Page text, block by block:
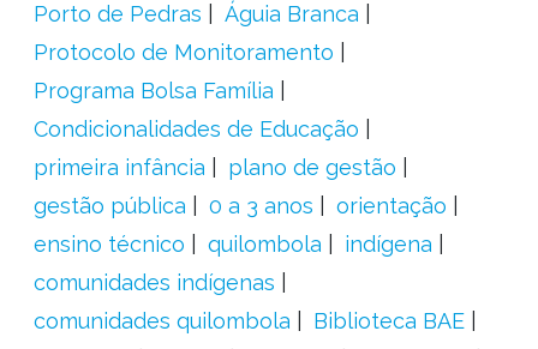
Porto de Pedras
Águia Branca
Protocolo de Monitoramento
Programa Bolsa Família
Condicionalidades de Educação
primeira infância
plano de gestão
gestão pública
0 a 3 anos
orientação
ensino técnico
quilombola
indígena
comunidades indígenas
comunidades quilombola
Biblioteca BAE